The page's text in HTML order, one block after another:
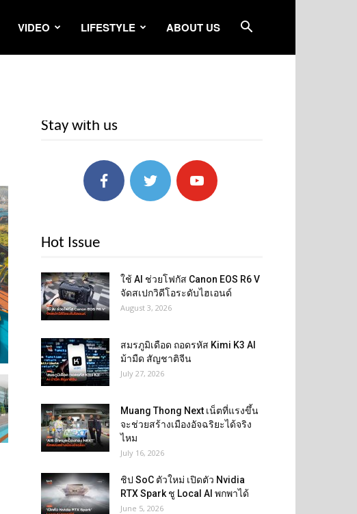
VIDEO LIFESTYLE ABOUT US
Stay with us
Hot Issue
ใช้ AI ช่วยโฟกัส Canon EOS R6 V
จัดสเปกวิดีโอระดับไฮเอนด์
August 3, 2026
สมรภูมิเดือด ถอดรหัส Kimi K3 AI
ม้ามืด สัญชาติจีน
July 27, 2026
Muang Thong Next เน็ตที่แรงขึ้น
จะช่วยสร้างเมืองอัจฉริยะได้จริง
ไหม
July 16, 2026
ชิป SoC ตัวใหม่ เปิดตัว Nvidia
RTX Spark ชู Local AI พกพาได้
June 5, 2026